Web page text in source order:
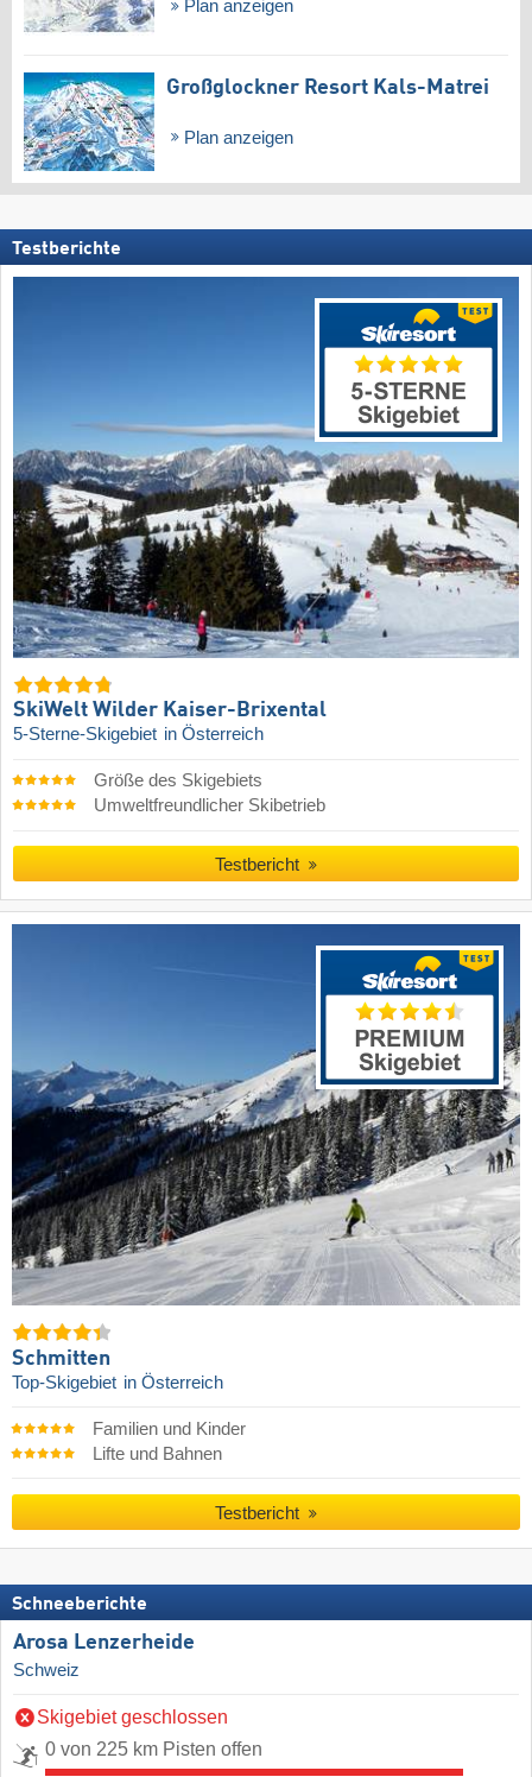
Plan anzeigen
Großglockner Resort Kals-Matrei
Plan anzeigen
Testberichte
SkiWelt Wilder Kaiser-Brixental
5-Sterne-Skigebiet in Österreich
Größe des Skigebiets
Umweltfreundlicher Skibetrieb
Testbericht
Schmitten
Top-Skigebiet in Österreich
Familien und Kinder
Lifte und Bahnen
Testbericht
Schneeberichte
Arosa Lenzerheide
Schweiz
Skigebiet geschlossen
0 von 225 km Pisten offen